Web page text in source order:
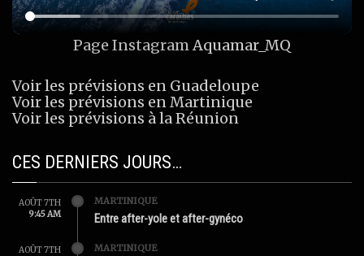
Page InstagramAquamar_MQ
Voir les prévisions en Guadeloupe
Voir les prévisions en Martinique
Voir les prévisions à la Réunion
CES DERNIERS JOURS…
AOÛT 7TH
9:45 AM
MARTINIQUE
Entre after-yole et after-gynéco
AOÛT 7TH
MARTINIQUE